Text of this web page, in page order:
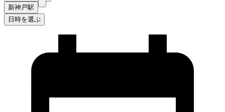
新神戸駅
日時を選ぶ